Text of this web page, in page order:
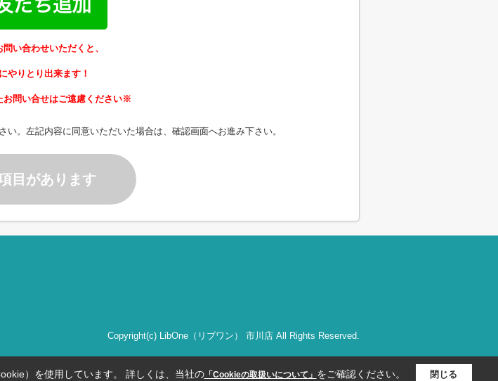
い合わせいただくと、
やりとり出来ます！
問い合せはご遠慮ください※
い。左記内容に同意いただいた場合は、確認画面へお進み下さい。
目があります
Copyright(c) LibOne（リブワン） 市川店 All Rights Reserved.
）を使用しています。 詳しくは、当社の「Cookieの取扱いについて」 をご確認ください。 閉じる